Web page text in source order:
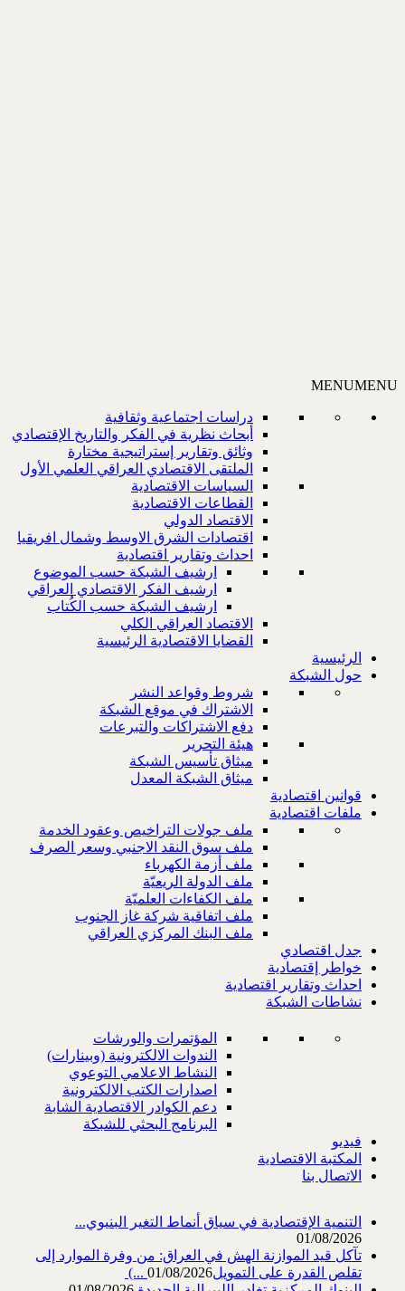
MENUMENU
دراسات اجتماعية وثقافية
أبحاث نظرية في الفكر والتاريخ الإقتصادي
وثائق وتقارير إستراتيجية مختارة
الملتقى الاقتصادي العراقي العلمي الأول
السياسات الاقتصادية
القطاعات الاقتصادية
الاقتصاد الدولي
اقتصادات الشرق الاوسط وشمال افريقيا
احداث وتقارير اقتصادية
ارشيف الشبكة حسب الموضوع
ارشيف الفكر الاقتصادي العراقي
ارشيف الشبكة حسب الكُتاب
الاقتصاد العراقي الكلي
القضايا الاقتصادية الرئيسية
الرئيسية
حول الشبكة
شروط وقواعد النشر
الاشتراك في موقع الشبكة
دفع الاشتراكات والتبرعات
هيئة التحرير
ميثاق تأسيس الشبكة
ميثاق الشبكة المعدل
قوانين اقتصادية
ملفات اقتصادية
ملف جولات التراخيص وعقود الخدمة
ملف سوق النقد الاجنبي وسعر الصرف
ملف أزمة الكهرباء
ملف الدولة الريعيّة
ملف الكفاءات العلميّة
ملف اتفاقية شركة غاز الجنوب
ملف البنك المركزي العراقي
جدل اقتصادي
خواطر إقتصادية
احداث وتقارير اقتصادية
نشاطات الشبكة
المؤتمرات والورشات
الندوات الالكترونية (وبينارات)
النشاط الاعلامي التوعوي
اصدارات الكتب الالكترونية
دعم الكوادر الاقتصادية الشابة
البرنامج البحثي للشبكة
فيديو
المكتبة الاقتصادية
الاتصال بنا
التنمية الإقتصادية في سياق أنماط التغير البنيوي...
01/08/2026
تآكل قيد الموازنة الهش في العراق: من وفرة الموارد إلى
تقلص القدرة على التمويل‎ (...01/08/2026